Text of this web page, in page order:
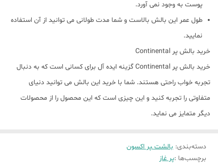
پوست به وجود نمی آورد.
طول عمر این بالش بالاست و شما مدت طولانی می توانید از آن استفاده
نمایید.
خرید بالش پر Continental
خرید بالش پر Continental گزینه ایده آل برای کسانی است که به دنبال
تجربه خواب راحتی هستند. شما با خرید این بالش می توانید دنیای
متفاوتی را تجربه کنید و این چیزی است که این محصول را از محصولات
دیگر متمایز می نماید.
دسته‌بندی: بالشت ‍‍‍پر اکسون
برچسب‌ها :پر غاز